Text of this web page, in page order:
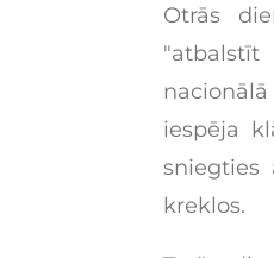
Otrās
iespēja
sniegties
kreklos.